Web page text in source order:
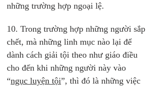
những trường hợp ngoại lệ.
10. Trong trường hợp những người sắp
chết, mà những linh mục nào lại để
dành cách giải tội theo như giáo điều
cho đến khi những người này vào
“ngục luyện tội”, thì đó là những việc